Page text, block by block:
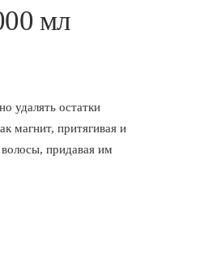
мл
удалять остатки
магнит, притягивая и
придавая им